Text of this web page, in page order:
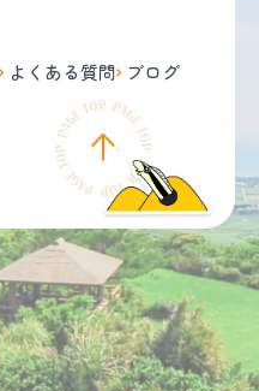
よくある質問 ブログ